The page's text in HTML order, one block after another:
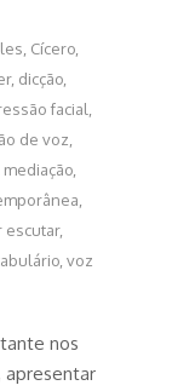
, Cícero,
, dicção,
facial,
de voz,
mediação,
,
escutar,
, voz
nos
apresentar